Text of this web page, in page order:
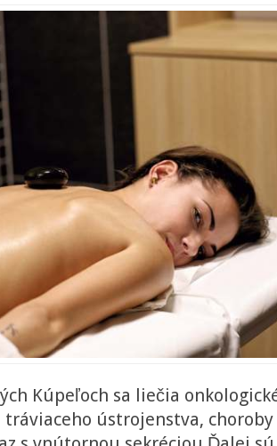
Kúpeľoch sa liečia
tráviaceho ústrojenstva,